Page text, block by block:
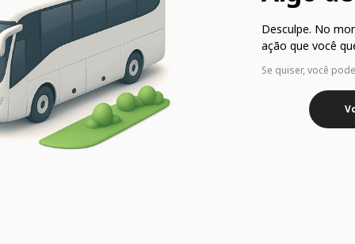
Desculpe. No
ação que você
Se quiser, você